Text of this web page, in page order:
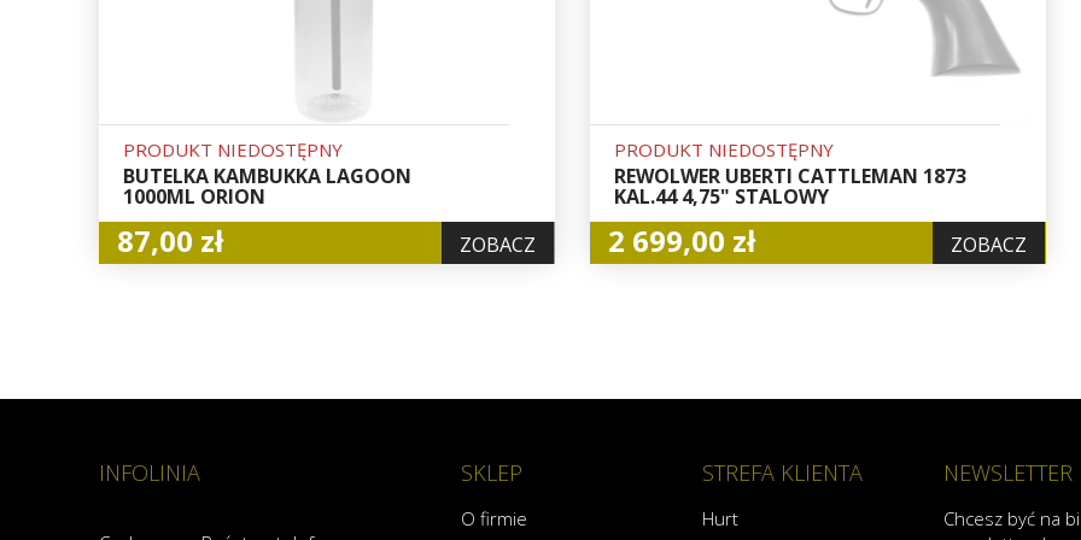
PRODUKT NIEDOSTĘPNY
BUTELKA KAMBUKKA LAGOON
1000ML ORION
87,00 zł ZOBACZ
PRODUKT NIEDOSTĘPNY
REWOLWER UBERTI CATTLEMAN 1873
KAL.44 4,75" STALOWY
2 699,00 zł ZOBACZ
INFOLINIA SKLEP
O firmie
STREFA KLIENTA
Hurt
NEWSLETTER
Chcesz być na